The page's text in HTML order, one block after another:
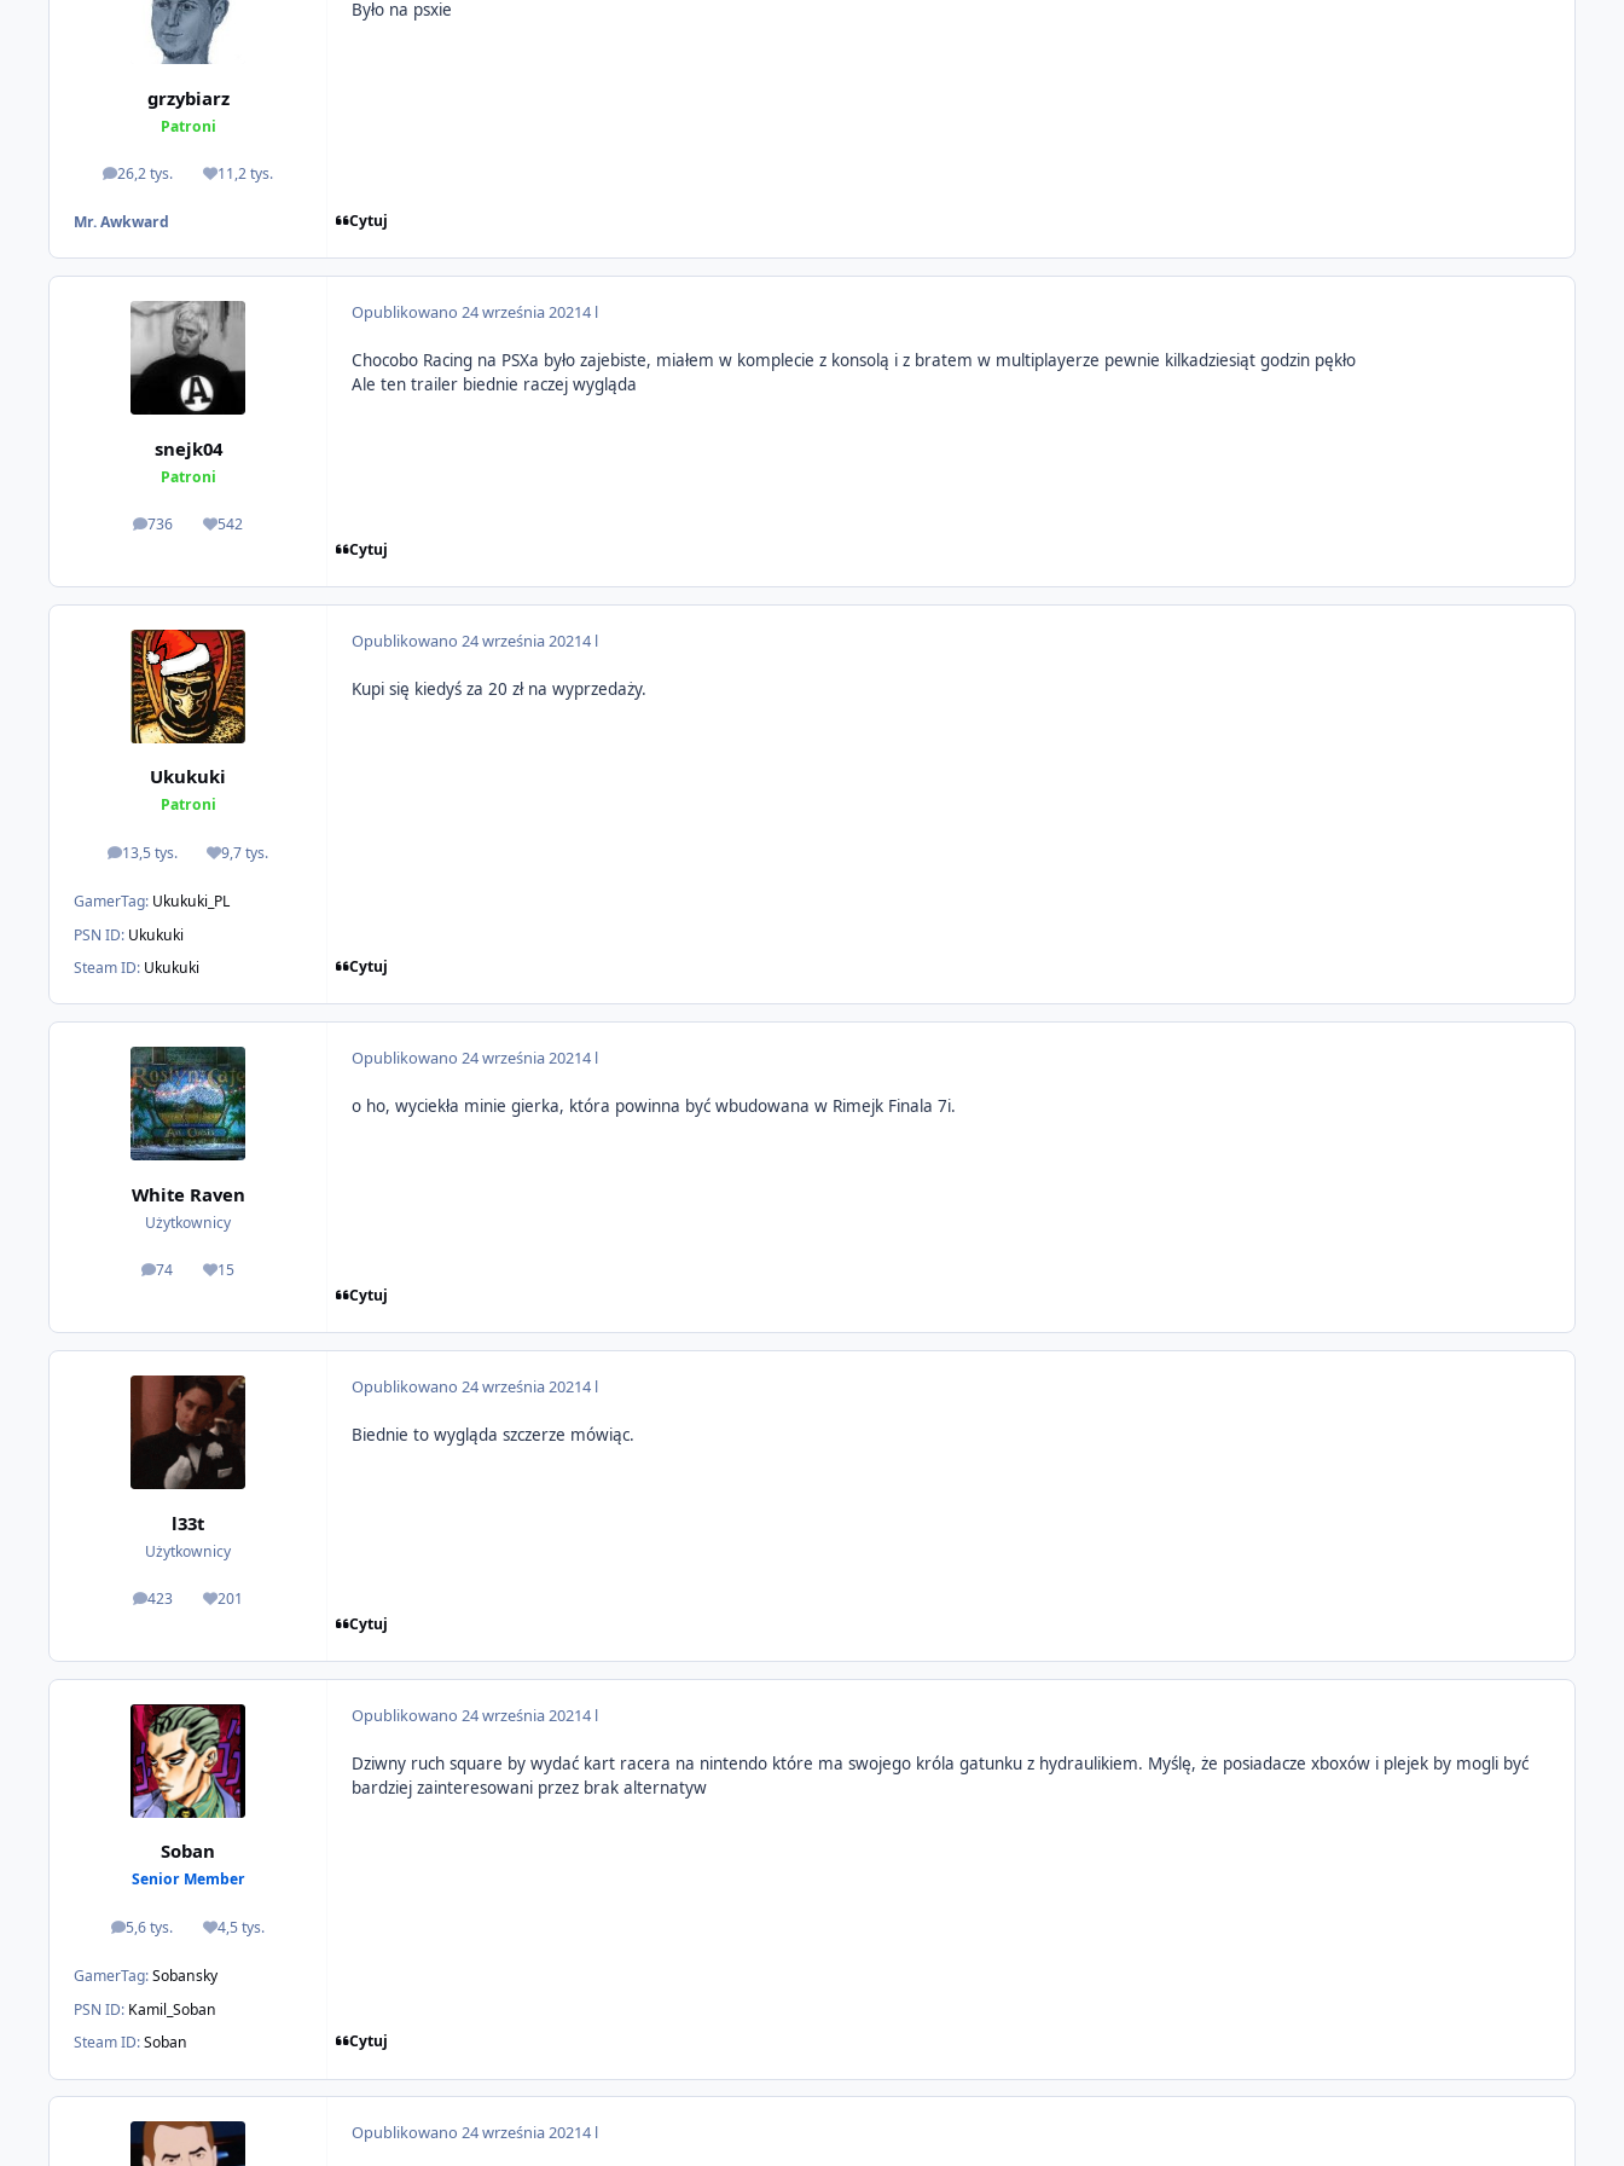
grzybiarz
Patroni
26,2 tys.
odpowiedzi11,2 tys.
Reputacja
Mr. Awkward
Było na psxie
Cytuj
snejk04
Patroni
736
odpowiedzi542
Reputacja
Opublikowano24 września 20214 l
Chocobo Racing na PSXa było zajebiste, miałem w komplecie z konsolą i z bratem w multiplayerze pewnie kilkadziesiąt godzin pękło
Ale ten trailer biednie raczej wygląda
Cytuj
Ukukuki
Patroni
13,5 tys.
odpowiedzi9,7 tys.
Reputacja
GamerTag: Ukukuki_PL
PSN ID: Ukukuki
Steam ID: Ukukuki
Opublikowano24 września 20214 l
Kupi się kiedyś za 20 zł na wyprzedaży.
Cytuj
White Raven
Użytkownicy
74
odpowiedzi
15
Reputacja
Opublikowano24 września 20214 l
o ho, wyciekła minie gierka, która powinna być wbudowana w Rimejk Finala 7i.
Cytuj
l33t
Użytkownicy
423
odpowiedzi201
Reputacja
Opublikowano24 września 20214 l
Biednie to wygląda szczerze mówiąc.
Cytuj
Soban
Senior Member
5,6 tys.
odpowiedzi4,5 tys.
Reputacja
GamerTag:Sobansky
PSN ID: Kamil_Soban
Steam ID:Soban
Opublikowano24 września 20214 l
Dziwny ruch square by wydać kart racera na nintendo które ma swojego króla gatunku z hydraulikiem. Myślę, że posiadacze xboxów i plejek by mogli być
bardziej zainteresowani przez brak alternatyw
Cytuj
Opublikowano24 września 20214 l